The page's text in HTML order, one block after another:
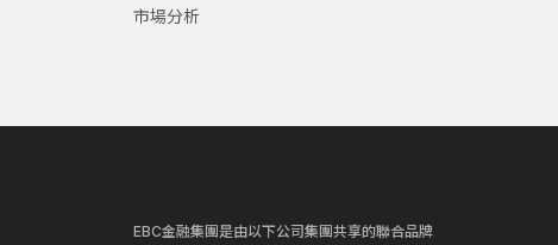
市場分析
EBC金融集團是由以下公司集團共享的聯合品牌